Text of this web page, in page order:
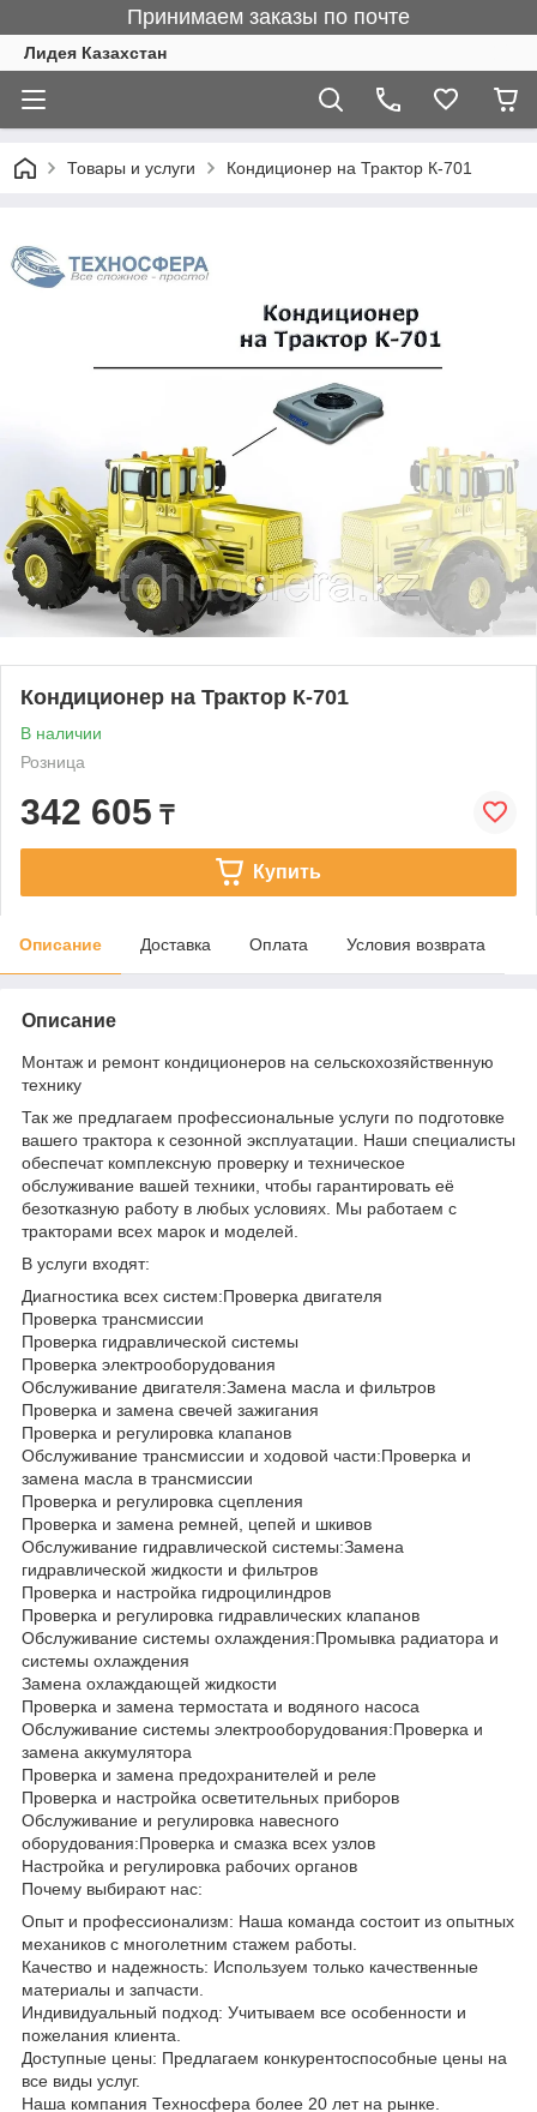
Принимаем заказы по почте
Лидея Казахстан
Товары и услуги Кондиционер на Трактор К-701
Кондиционер на Трактор К-701
В наличии
Розница
342 605 ₸
Купить
Описание Доставка Оплата Условия возврата
Описание
Монтаж и ремонт кондиционеров на сельскохозяйственную
технику
Так же предлагаем профессиональные услуги по подготовке
вашего трактора к сезонной эксплуатации. Наши специалисты
обеспечат комплексную проверку и техническое
обслуживание вашей техники, чтобы гарантировать её
безотказную работу в любых условиях. Мы работаем с
тракторами всех марок и моделей.
В услуги входят:
Диагностика всех систем:Проверка двигателя
Проверка трансмиссии
Проверка гидравлической системы
Проверка электрооборудования
Обслуживание двигателя:Замена масла и фильтров
Проверка и замена свечей зажигания
Проверка и регулировка клапанов
Обслуживание трансмиссии и ходовой части:Проверка и
замена масла в трансмиссии
Проверка и регулировка сцепления
Проверка и замена ремней, цепей и шкивов
Обслуживание гидравлической системы:Замена
гидравлической жидкости и фильтров
Проверка и настройка гидроцилиндров
Проверка и регулировка гидравлических клапанов
Обслуживание системы охлаждения:Промывка радиатора и
системы охлаждения
Замена охлаждающей жидкости
Проверка и замена термостата и водяного насоса
Обслуживание системы электрооборудования:Проверка и
замена аккумулятора
Проверка и замена предохранителей и реле
Проверка и настройка осветительных приборов
Обслуживание и регулировка навесного
оборудования:Проверка и смазка всех узлов
Настройка и регулировка рабочих органов
Почему выбирают нас:
Опыт и профессионализм: Наша команда состоит из опытных
механиков с многолетним стажем работы.
Качество и надежность: Используем только качественные
материалы и запчасти.
Индивидуальный подход: Учитываем все особенности и
пожелания клиента.
Доступные цены: Предлагаем конкурентоспособные цены на
все виды услуг.
Наша компания Техносфера более 20 лет на рынке.